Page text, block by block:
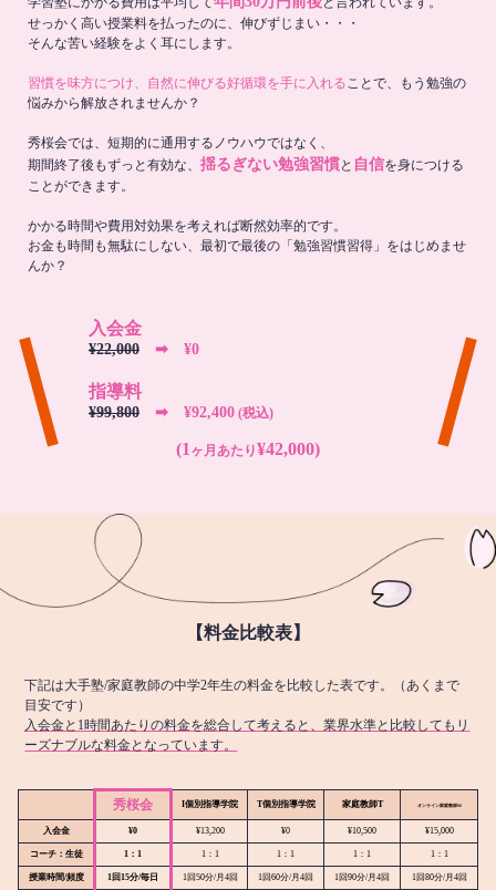
せっかく高い授業料を払ったのに、伸びずじまい・・・
そんな苦い経験をよく耳にします。
習慣を味方につけ、自然に伸びる好循環を手に入れることで、もう勉強の
悩みから解放されませんか？
秀桜会では、短期的に通用するノウハウではなく、
期間終了後もずっと有効な、 揺るぎない勉強習慣と 自信を身につける
ことができます。
かかる時間や費用対効果を考えれば断然効率的です。
お金も時間も無駄にしない、最初で最後の「勉強習慣習得」をはじめませ
んか？
入会金
¥22,000 ➡︎ ¥0
指導料
¥99,800 ➡︎ ¥92,400 (税込)
(1 ヶ月あたり¥42,000)
【料金比較表】
下記は大手塾/家庭教師の中学2年生の料金を比較した表です。（あくまで
目安です）
入会金と1時間あたりの料金を総合して考えると、業界水準と比較してもリ
ーズナブルな料金となっています。
秀桜会 I個別指導学院 T個別指導学院 家庭教師T オンライン家庭教師M
入会金 ¥0 ¥13,200 ¥0 ¥10,500 ¥15,000
コーチ：生徒 1：1 1：1 1：1 1：1 1：1
授業時間/頻度 1回15分/毎日 1回50分/月4回 1回60分/月4回 1回90分/月4回 1回80分/月4回